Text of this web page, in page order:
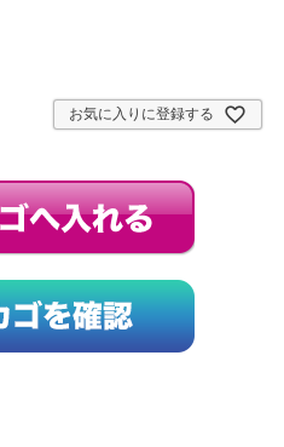
お気に入りに登録する